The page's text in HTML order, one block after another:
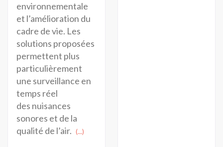
environnementale
et l’amélioration du
cadre de vie. Les
solutions proposées
permettent plus
particulièrement
une surveillance en
temps réel
des nuisances
sonores et de la
qualité de l’air. (...)